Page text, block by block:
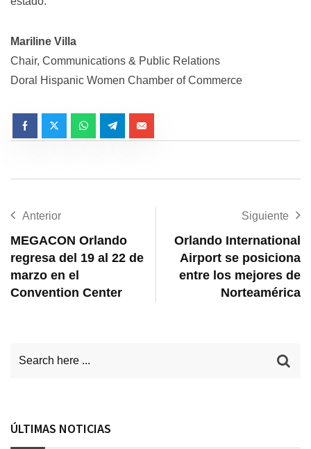
Mariline Villa
Chair, Communications & Public Relations
Doral Hispanic Women Chamber of Commerce
Anterior
MEGACON Orlando
regresa del 19 al 22 de
marzo en el
Convention Center
Siguiente
Orlando International
Airport se posiciona
entre los mejores de
Norteamérica
ÚLTIMAS NOTICIAS